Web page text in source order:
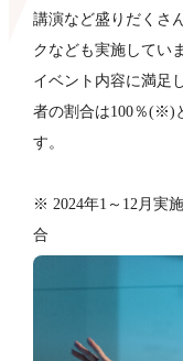
講演など盛りだくさ
クなども​実施してい
イベント内容に満足
者の割合は100％(※)
す。
※ 2024年1～12月実
合